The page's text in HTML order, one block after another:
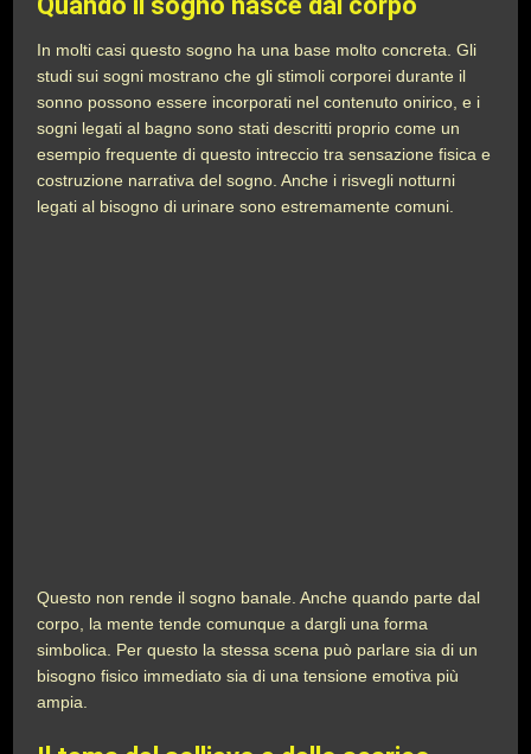
In molti casi questo sogno ha una base molto concreta. Gli
studi sui sogni mostrano che gli stimoli corporei durante il
sonno possono essere incorporati nel contenuto onirico, e i
sogni legati al bagno sono stati descritti proprio come un
esempio frequente di questo intreccio tra sensazione fisica e
costruzione narrativa del sogno. Anche i risvegli notturni
legati al bisogno di urinare sono estremamente comuni.
Questo non rende il sogno banale. Anche quando parte dal
corpo, la mente tende comunque a dargli una forma
simbolica. Per questo la stessa scena può parlare sia di un
bisogno fisico immediato sia di una tensione emotiva più
ampia.